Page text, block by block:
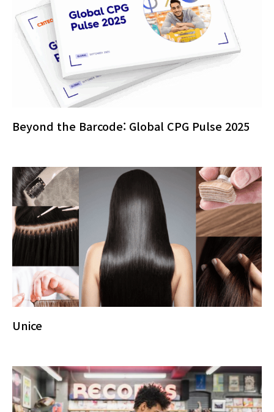
Beyond the Barcode: Global CPG Pulse 2025
Unice